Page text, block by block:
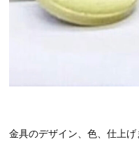
金具のデザイン、色、仕上